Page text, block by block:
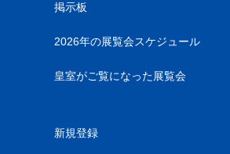
掲示板
2026年の展覧会スケジュール
皇室がご覧になった展覧会
新規登録